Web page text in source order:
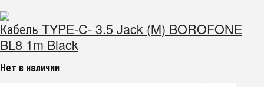
Кабель TYPE-C- 3.5 Jack (M) BOROFONE
BL8 1m Black
Нет в наличии